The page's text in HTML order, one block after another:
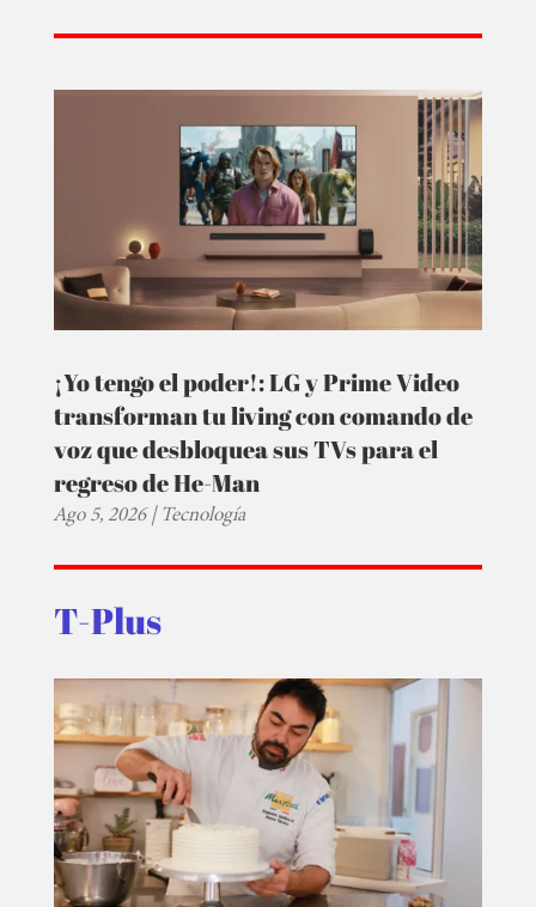
¡Yo tengo el poder!: LG y Prime Video
transforman tu living con comando de
voz que desbloquea sus TVs para el
regreso de He-Man
Ago 5, 2026|Tecnología
T-Plus